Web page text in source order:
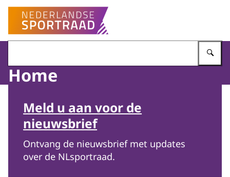
Naar de homepage van Nederlandse Sportraad
Home
Meld u aan voor de
nieuwsbrief
Ontvang de nieuwsbrief met updates
over de NLsportraad.